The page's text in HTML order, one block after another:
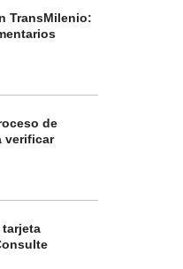
TransMilenio:
de
verificar